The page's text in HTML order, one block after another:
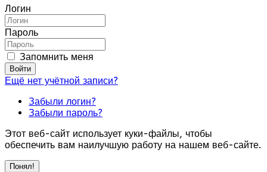
Логин
Пароль
Запомнить меня
Войти
Ещё нет учётной записи?
Забыли логин?
Забыли пароль?
Этот веб-сайт использует куки-файлы, чтобы
обеспечить вам наилучшую работу на нашем веб-сайте.
Понял!